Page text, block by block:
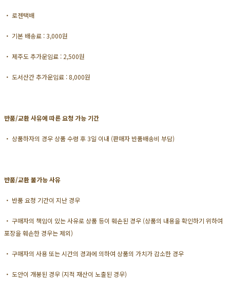
・ 로젠택배
・ 기본 배송료 : 3,000원
・ 제주도 추가운임료 : 2,500원
・ 도서산간 추가운임료 : 8,000원
반품/교환 사유에 따른 요청 가능 기간
・ 상품하자의 경우 상품 수령 후 3일 이내 (판매자 반품배송비 부담)
반품/교환 불가능 사유
・ 반품 요청 기간이 지난 경우
・ 구매자의 책임이 있는 사유로 상품 등이 훼손된 경우 (상품의 내용을 확인하기 위하여
포장을 훼손한 경우는 제외)
・ 구매자의 사용 또는 시간의 경과에 의하여 상품의 가치가 감소한 경우
・ 도안이 개봉된 경우 (지적 재산이 노출된 경우)